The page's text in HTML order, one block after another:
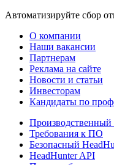
Автоматизируйте сбор
О компании
Наши вакансии
Партнерам
Реклама на сайте
Новости и статьи
Инвесторам
Кандидаты по
Производственный
Требования к ПО
Безопасный
HeadHunter API